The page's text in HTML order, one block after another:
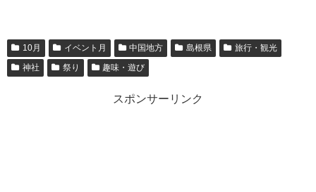
10月 イベント月 中国地方 島根県
旅行・観光
神社
祭り 趣味・遊び
スポンサーリンク